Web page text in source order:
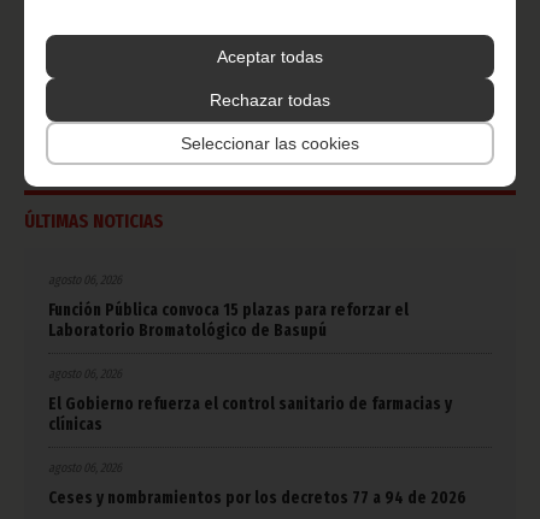
Aceptar todas
Rechazar todas
Seleccionar las cookies
50 Aniversario Independencia
Bielorrusia
Consejo de la república CAN 2025 Defensor del pueblo
ÚLTIMAS NOTICIAS
agosto 06, 2026
Función Pública convoca 15 plazas para reforzar el
Laboratorio Bromatológico de Basupú
agosto 06, 2026
El Gobierno refuerza el control sanitario de farmacias y
clínicas
agosto 06, 2026
Ceses y nombramientos por los decretos 77 a 94 de 2026